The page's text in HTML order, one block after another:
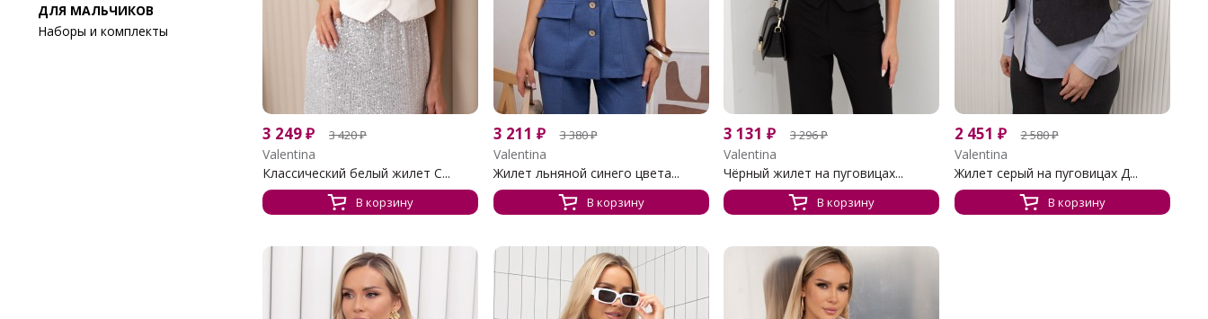
ДЛЯ МАЛЬЧИКОВ
Наборы и комплекты
3 249₽ 3 420₽
Valentina
Классический белый жилет С...
В корзину
3 211 ₽ 3 380₽
Valentina
Жилет льняной синего цвета...
В корзину
3 131 ₽ 3 296₽
Valentina
Чёрный жилет на пуговицах...
В корзину
2 451 ₽ 2 580₽
Valentina
Жилет серый на пуговицах Д...
В корзину